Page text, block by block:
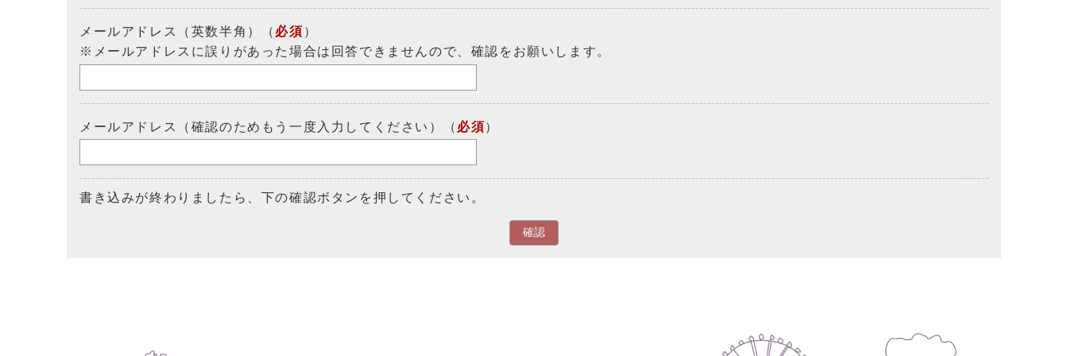
メールアドレス（英数半角）（ 必須 ）
※メールアドレスに誤りがあった場合は回答できませんので、確認をお願いします。
メールアドレス（確認のためもう一度入力してください）（ 必須）
書き込みが終わりましたら、下の確認ボタンを押してください。
確認